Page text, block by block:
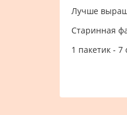
Лучше
Старинная
1 пакетик - 7